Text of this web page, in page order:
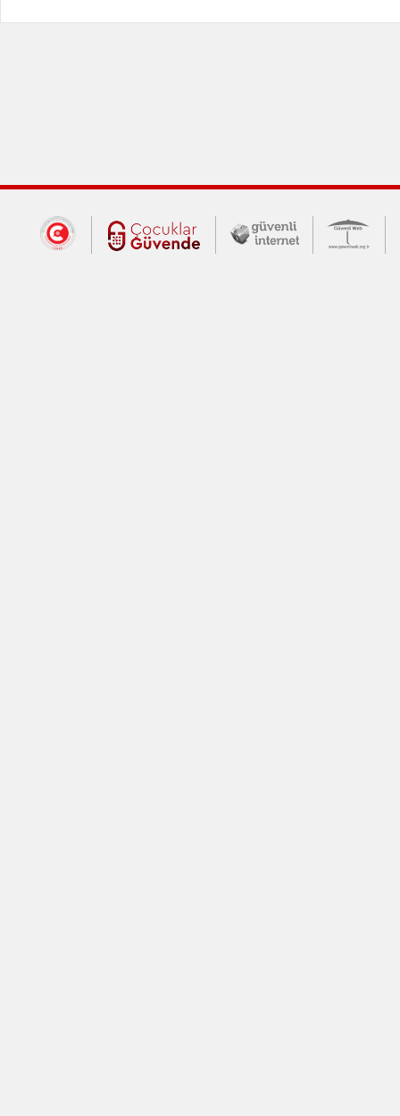
Dış Bağlantılar
Cumhurbaşkanlığı İletişim Merkezi
Çocuklar Güvende (yeni
Güvenli